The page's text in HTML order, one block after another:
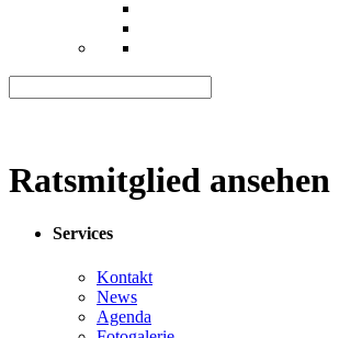
Ratsmitglied ansehen
Services
Kontakt
News
Agenda